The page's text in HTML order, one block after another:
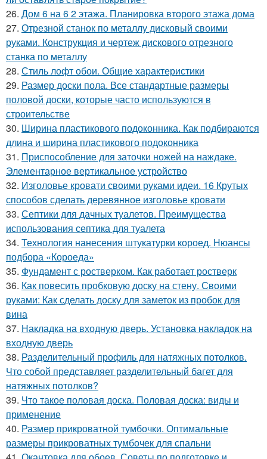
26. Дом 6 на 6 2 этажа. Планировка второго этажа дома
27. Отрезной станок по металлу дисковый своими
руками. Конструкция и чертеж дискового отрезного
станка по металлу
28. Стиль лофт обои. Общие характеристики
29. Размер доски пола. Все стандартные размеры
половой доски, которые часто используются в
строительстве
30. Ширина пластикового подоконника. Как подбираются
длина и ширина пластикового подоконника
31. Приспособление для заточки ножей на наждаке.
Элементарное вертикальное устройство
32. Изголовье кровати своими руками идеи. 16 Крутых
способов сделать деревянное изголовье кровати
33. Септики для дачных туалетов. Преимущества
использования септика для туалета
34. Технология нанесения штукатурки короед. Нюансы
подбора «Короеда»
35. Фундамент с ростверком. Как работает ростверк
36. Как повесить пробковую доску на стену. Своими
руками: Как сделать доску для заметок из пробок для
вина
37. Накладка на входную дверь. Установка накладок на
входную дверь
38. Разделительный профиль для натяжных потолков.
Что собой представляет разделительный багет для
натяжных потолков?
39. Что такое половая доска. Половая доска: виды и
применение
40. Размер прикроватной тумбочки. Оптимальные
размеры прикроватных тумбочек для спальни